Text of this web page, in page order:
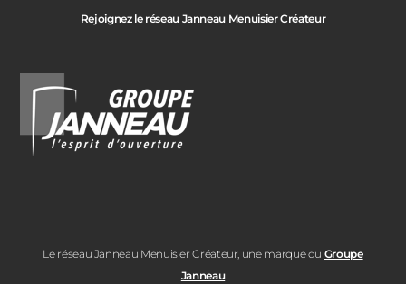
Rejoignez le réseau Janneau Menuisier Créateur
Le réseau Janneau Menuisier Créateur, une marque du Groupe
Janneau